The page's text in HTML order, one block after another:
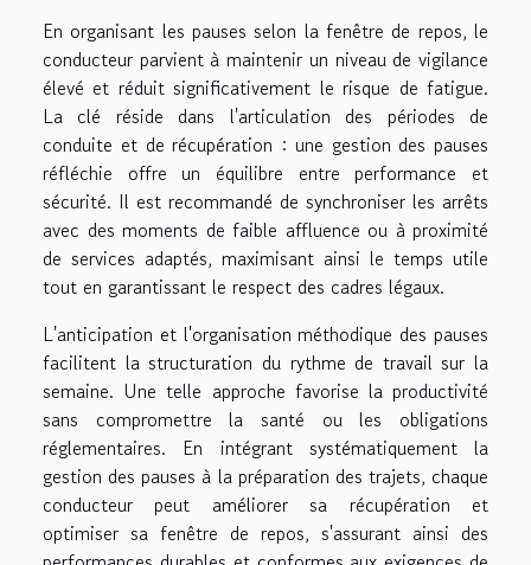
En organisant les pauses selon la fenêtre de repos, le
conducteur parvient à maintenir un niveau de vigilance
élevé et réduit significativement le risque de fatigue.
La clé réside dans l'articulation des périodes de
conduite et de récupération : une gestion des pauses
réfléchie offre un équilibre entre performance et
sécurité. Il est recommandé de synchroniser les arrêts
avec des moments de faible affluence ou à proximité
de services adaptés, maximisant ainsi le temps utile
tout en garantissant le respect des cadres légaux.
L'anticipation et l'organisation méthodique des pauses
facilitent la structuration du rythme de travail sur la
semaine. Une telle approche favorise la productivité
sans compromettre la santé ou les obligations
réglementaires. En intégrant systématiquement la
gestion des pauses à la préparation des trajets, chaque
conducteur peut améliorer sa récupération et
optimiser sa fenêtre de repos, s'assurant ainsi des